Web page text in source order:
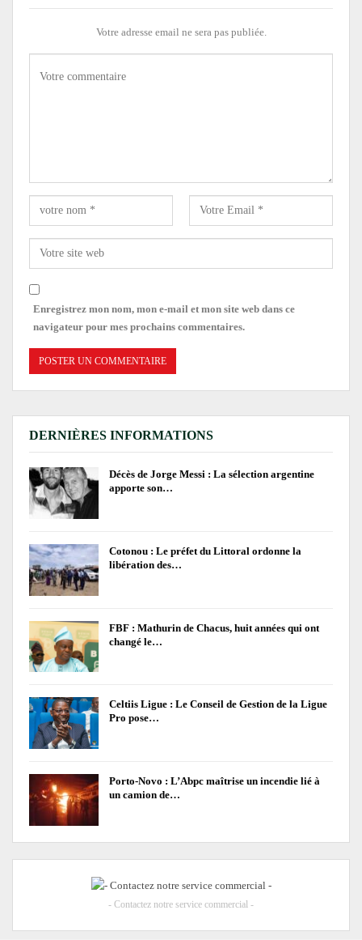
Votre adresse email ne sera pas publiée.
Enregistrez mon nom, mon e-mail et mon site web dans ce
navigateur pour mes prochains commentaires.
DERNIÈRES INFORMATIONS
Décès de Jorge Messi : La sélection argentine
apporte son…
Cotonou : Le préfet du Littoral ordonne la
libération des…
FBF : Mathurin de Chacus, huit années qui ont
changé le…
Celtiis Ligue : Le Conseil de Gestion de la Ligue
Pro pose…
Porto-Novo : L’Abpc maîtrise un incendie lié à
un camion de…
- Contactez notre service commercial -